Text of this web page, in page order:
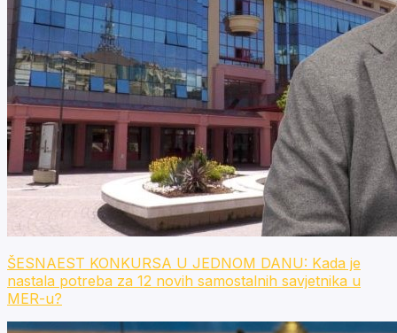
ŠESNAEST KONKURSA U JEDNOM DANU: Kada je
nastala potreba za 12 novih samostalnih savjetnika u
MER-u?